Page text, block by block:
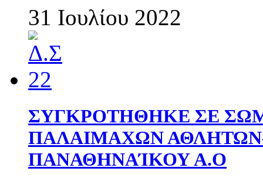
31 Ιουλίου 2022
ΣΥΓΚΡΟΤΗΘΗΚΕ ΣΕ
ΠΑΛΑΙΜΑΧΩΝ
ΠΑΝΑΘΗΝΑΊΚΟΥ Α.Ο